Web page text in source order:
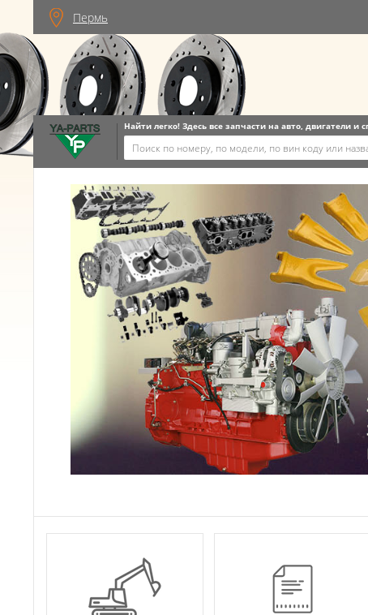
Пермь
Найти легко! Здесь все запчасти на авто, двигатели и